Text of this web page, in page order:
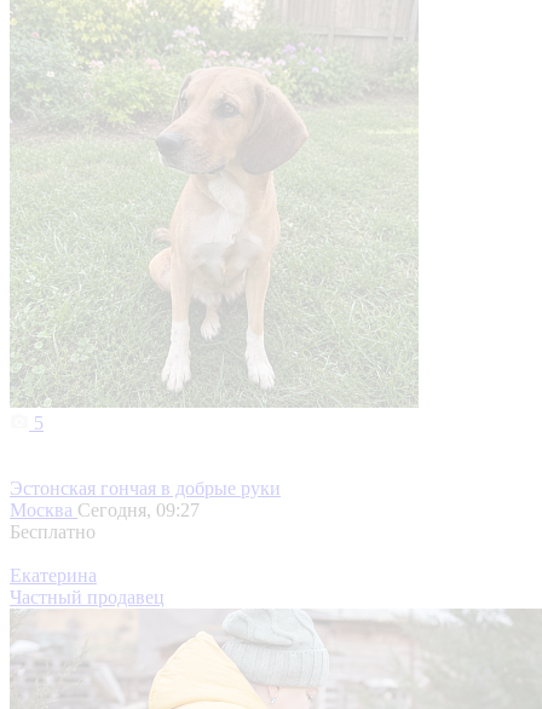
5
Эстонская гончая в добрые руки
Москва Сегодня, 09:27
Бесплатно
Екатерина
Частный продавец